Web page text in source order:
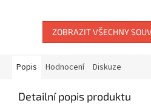
ZOBRAZIT VŠECHNY
Popis Hodnocení Diskuze
Detailní popis produktu